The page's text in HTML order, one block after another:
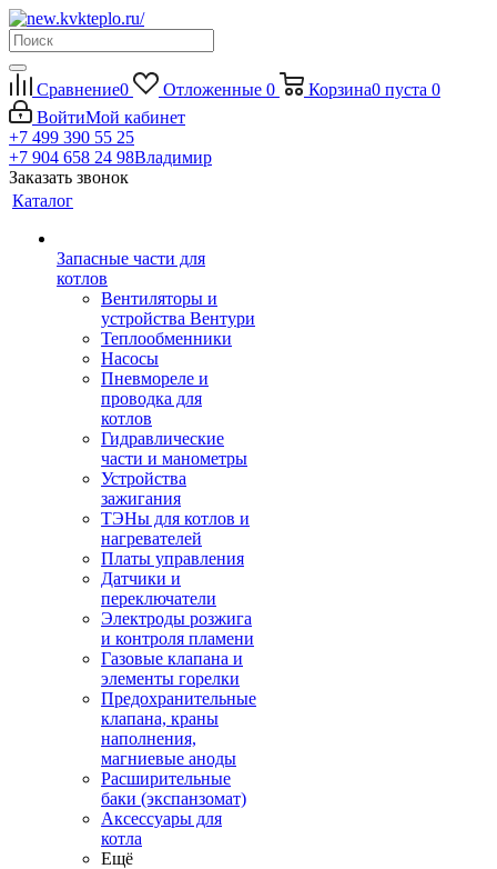
Сравнение0 Отложенные 0 Корзина0 пуста 0
ВойтиМой кабинет
+7 499 390 55 25
+7 904 658 24 98Владимир
Заказать звонок
Каталог
Запасные части для
котлов
Вентиляторы и
устройства Вентури
Теплообменники
Насосы
Пневмореле и
проводка для
котлов
Гидравлические
части и манометры
Устройства
зажигания
ТЭНы для котлов и
нагревателей
Платы управления
Датчики и
переключатели
Электроды розжига
и контроля пламени
Газовые клапана и
элементы горелки
Предохранительные
клапана, краны
наполнения,
магниевые аноды
Расширительные
баки (экспанзомат)
Аксессуары для
котла
Ещё